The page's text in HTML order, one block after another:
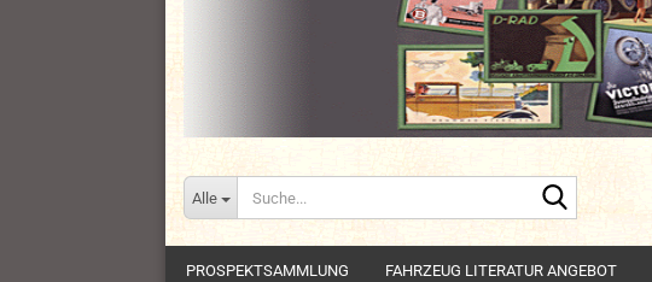
Alle
Suche...
PROSPEKTSAMMLUNG FAHRZEUG LITERATUR ANGEBOT